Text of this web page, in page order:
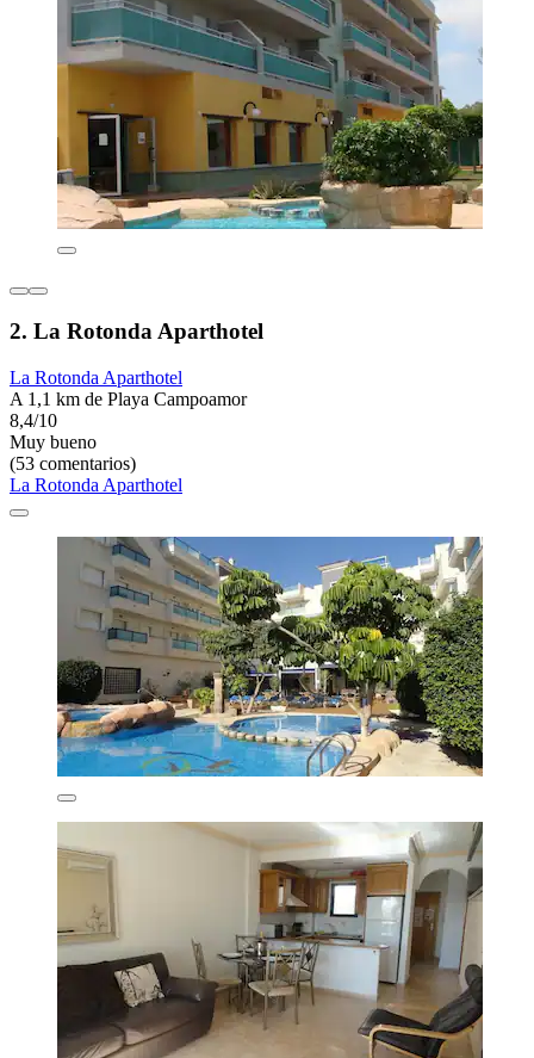
2. La Rotonda Aparthotel
La Rotonda Aparthotel
A 1,1 km de Playa Campoamor
8,4/10
Muy bueno
(53 comentarios)
La Rotonda Aparthotel